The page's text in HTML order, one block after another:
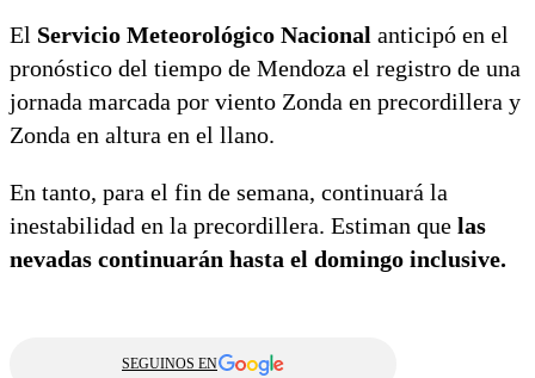
El Servicio Meteorológico Nacional anticipó en el
pronóstico del tiempo de Mendoza el registro de una
jornada marcada por viento Zonda en precordillera y
Zonda en altura en el llano.
En tanto, para el fin de semana, continuará la
inestabilidad en la precordillera. Estiman que las
nevadas continuarán hasta el domingo inclusive.
SEGUINOS EN